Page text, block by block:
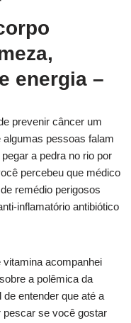
energia –
prevenir câncer um
algumas pessoas falam
a pedra no rio por
percebeu que médico
remédio perigosos
inflamatório antibiótico
acompanhei
a polêmica da
entender que até a
pescar se você gostar